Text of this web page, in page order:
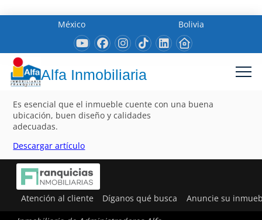
México Bolivia
Alfa Inmobiliaria
Es esencial que el inmueble cuente con una buena
ubicación, buen diseño y calidades
adecuadas.
Descargar artículo
Atención al cliente Díganos qué busca Anuncie su